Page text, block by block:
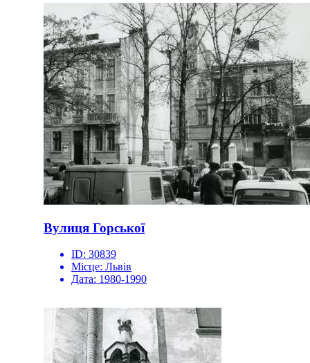
Вулиця Горської
ID: 30839
Місце: Львів
Дата: 1980-1990